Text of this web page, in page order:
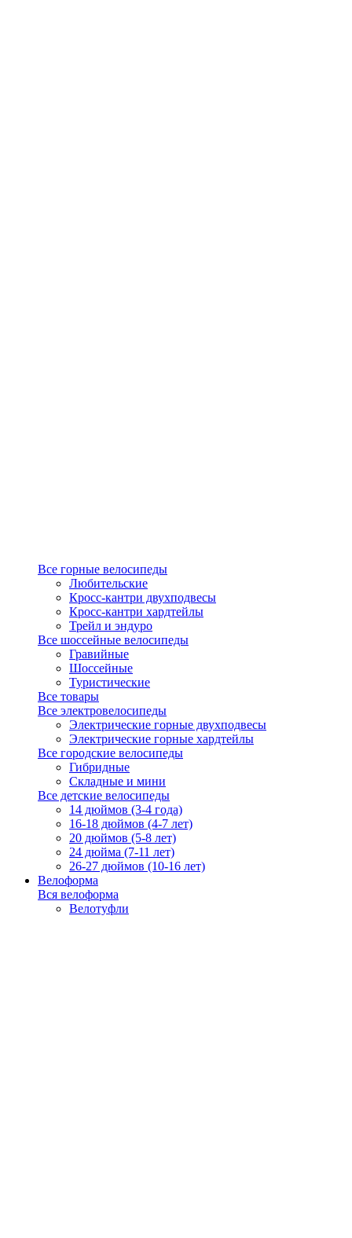
Все горные велосипеды
Любительские
Кросс-кантри двухподвесы
Кросс-кантри хардтейлы
Трейл и эндуро
Все шоссейные велосипеды
Гравийные
Шоссейные
Туристические
Все товары
Все электровелосипеды
Электрические горные двухподвесы
Электрические горные хардтейлы
Все городские велосипеды
Гибридные
Складные и мини
Все детские велосипеды
14 дюймов (3-4 года)
16-18 дюймов (4-7 лет)
20 дюймов (5-8 лет)
24 дюйма (7-11 лет)
26-27 дюймов (10-16 лет)
Велоформа
Вся велоформа
Велотуфли